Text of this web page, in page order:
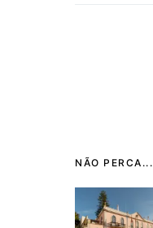
NÃO PERCA...